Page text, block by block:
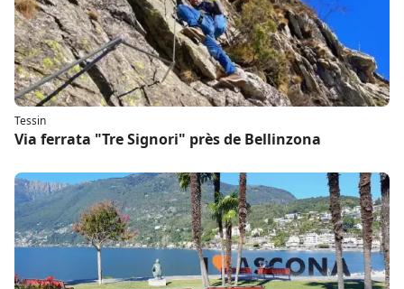
Tessin
Via ferrata "Tre Signori" près de Bellinzona